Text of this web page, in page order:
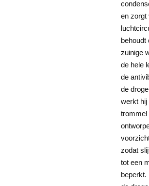
en zorgt
behoudt
zuinige
de hele
de
de
werkt hij
trommel
zodat
tot een
beperkt.